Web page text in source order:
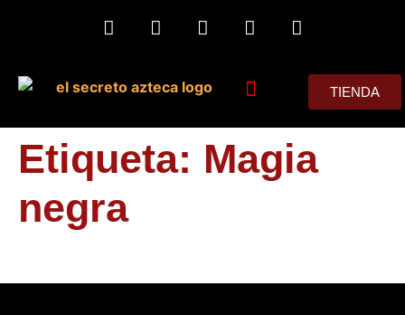
TIENDA
Etiqueta: Magia
negra